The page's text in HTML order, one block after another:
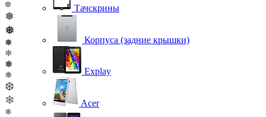
❆
❅
❅
❅
❄
❅
❅
❆
❄
❄
Тачскрины
Корпуса (задние крышки)
Explay
Acer